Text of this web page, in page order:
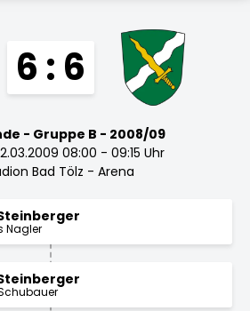
6 : 6
- Gruppe B - 2008/09
08:00 - 09:15 Uhr
Bad Tölz - Arena
Nagler